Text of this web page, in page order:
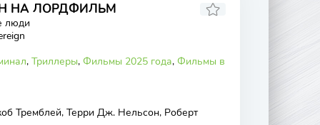
НА ЛОРДФИЛЬМ
люди
, Триллеры, Фильмы 2025 года, Фильмы в
Тремблей, Терри Дж. Нельсон, Роберт